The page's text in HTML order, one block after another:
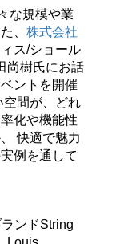
な規模や業
、 株式会社
ス/ショール
尚樹氏にお話
ントを開催
空間が、どれ
化や機能性
快適で魅力
例を通して
ンドString